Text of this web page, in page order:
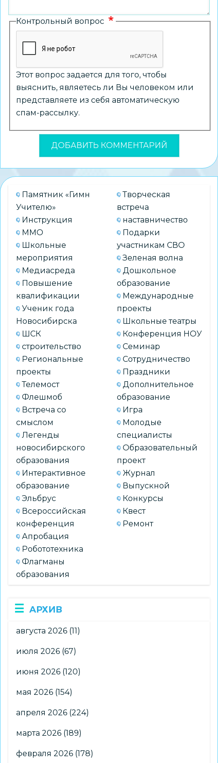
Контрольный вопрос
Этот вопрос задается для того, чтобы
выяснить, являетесь ли Вы человеком или
представляете из себя автоматическую
спам-рассылку.
Памятник «Гимн
Учителю»
Инструкция
ММО
Школьные
мероприятия
Медиасреда
Повышение
квалификации
Ученик года
Новосибирска
ШСК
строительство
Региональные
проекты
Телемост
Флешмоб
Встреча со
смыслом
Легенды
новосибирского
образования
Интерактивное
образование
Эльбрус
Всероссийская
конференция
Апробация
Робототехника
Флагманы
образования
Творческая
встреча
наставничество
Подарки
участникам СВО
Зеленая волна
Дошкольное
образование
Международные
проекты
Школьные театры
Конференция НОУ
Семинар
Сотрудничество
Праздники
Дополнительное
образование
Игра
Молодые
специалисты
Образовательный
проект
Журнал
Выпускной
Конкурсы
Квест
Ремонт
АРХИВ
августа 2026 (11)
июля 2026 (67)
июня 2026 (120)
мая 2026 (154)
апреля 2026 (224)
марта 2026 (189)
февраля 2026 (178)